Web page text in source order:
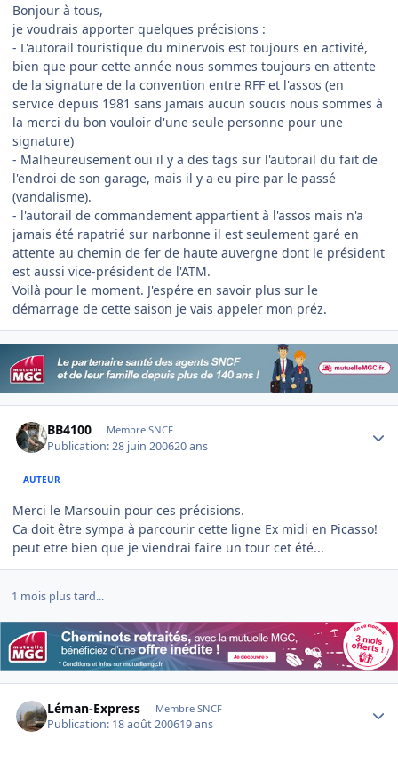
Bonjour à tous,
je voudrais apporter quelques précisions :
- L'autorail touristique du minervois est toujours en activité,
bien que pour cette année nous sommes toujours en attente
de la signature de la convention entre RFF et l'assos (en
service depuis 1981 sans jamais aucun soucis nous sommes à
la merci du bon vouloir d'une seule personne pour une
signature)
- Malheureusement oui il y a des tags sur l'autorail du fait de
l'endroi de son garage, mais il y a eu pire par le passé
(vandalisme).
- l'autorail de commandement appartient à l'assos mais n'a
jamais été rapatrié sur narbonne il est seulement garé en
attente au chemin de fer de haute auvergne dont le président
est aussi vice-président de l'ATM.
Voilà pour le moment. J'espére en savoir plus sur le
démarrage de cette saison je vais appeler mon préz.
BB4100 Membre SNCF
Publication:28 juin 200620 ans
AUTEUR
Merci le Marsouin pour ces précisions.
Ca doit être sympa à parcourir cette ligne Ex midi en Picasso!
peut etre bien que je viendrai faire un tour cet été...
1 mois plus tard...
Léman-Express Membre SNCF
Publication: 18 août 200619 ans